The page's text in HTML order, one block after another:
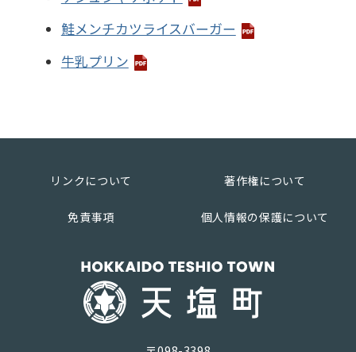
鮭メンチカツライスバーガー
牛乳プリン
リンクについて 著作権について
免責事項 個人情報の保護について